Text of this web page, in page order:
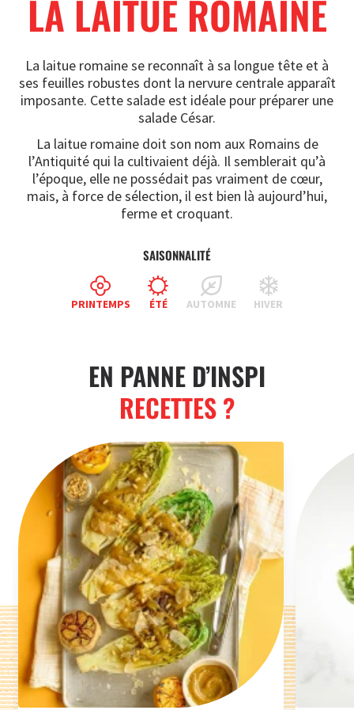
LA LAITUE ROMAINE
La laitue romaine se reconnaît à sa longue tête et à
ses feuilles robustes dont la nervure centrale apparaît
imposante. Cette salade est idéale pour préparer une
salade César.
La laitue romaine doit son nom aux Romains de
l’Antiquité qui la cultivaient déjà. Il semblerait qu’à
l’époque, elle ne possédait pas vraiment de cœur,
mais, à force de sélection, il est bien là aujourd’hui,
ferme et croquant.
SAISONNALITÉ
PRINTEMPS ÉTÉ AUTOMNE HIVER
EN PANNE D’INSPI
RECETTES ?